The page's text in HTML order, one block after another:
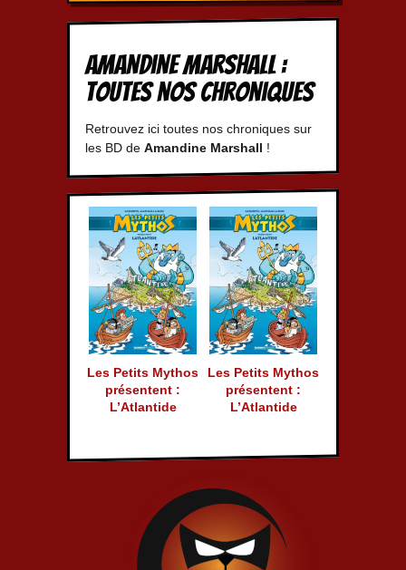
Amandine Marshall :
Toutes nos chroniques
Retrouvez ici toutes nos chroniques sur
les BD de Amandine Marshall !
Les Petits Mythos
présentent :
L’Atlantide
Les Petits Mythos
présentent :
L’Atlantide